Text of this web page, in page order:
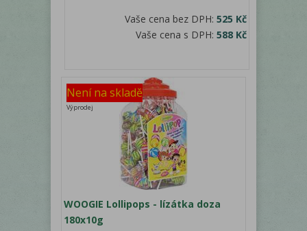
Vaše cena bez DPH:525 Kč
Vaše cena s DPH:588 Kč
Není na skladě
Výprodej
WOOGIE Lollipops - lízátka doza
180x10g